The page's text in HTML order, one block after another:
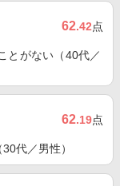
62.42点
とがない（40代／
62.19点
代／男性）